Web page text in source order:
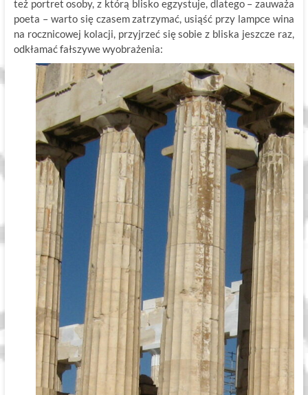
też portret osoby, z którą blisko egzystuje, dlatego – zauważa
poeta – warto się czasem zatrzymać, usiąść przy lampce wina
na rocznicowej kolacji, przyjrzeć się sobie z bliska jeszcze raz,
odkłamać fałszywe wyobrażenia: